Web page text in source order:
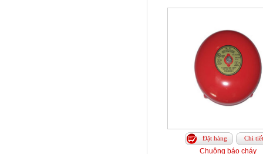
Đặt hàng Chi tiết
Chuông báo cháy